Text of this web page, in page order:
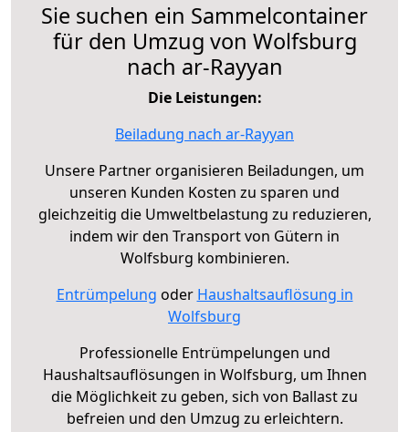
Sie suchen ein Sammelcontainer
für den Umzug von Wolfsburg
nach ar-Rayyan
Die Leistungen:
Beiladung nach ar-Rayyan
Unsere Partner organisieren Beiladungen, um
unseren Kunden Kosten zu sparen und
gleichzeitig die Umweltbelastung zu reduzieren,
indem wir den Transport von Gütern in
Wolfsburg kombinieren.
Entrümpelung oder Haushaltsauflösung in
Wolfsburg
Professionelle Entrümpelungen und
Haushaltsauflösungen in Wolfsburg, um Ihnen
die Möglichkeit zu geben, sich von Ballast zu
befreien und den Umzug zu erleichtern.